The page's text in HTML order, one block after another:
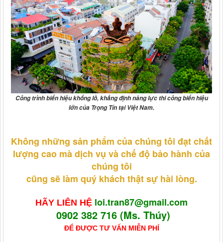
Công trìnhbiển hiệu khổng lồ, khẳng định năng lực thi công biển hiệu
lớn của Trọng Tín tại Việt Nam.
Không những sản phẩm của chúng tôi đạt chất
lượng cao mà dịch vụ và chế độ bảo hành của
chúng tôi
cũng sẽ làm quý khách thật sự hài lòng.
HÃY LIÊN HỆ loi.tran87@gmail.com
0902 382 716 (Ms. Thúy)
ĐỂ ĐƯỢC TƯ VẤN MIỄN PHÍ